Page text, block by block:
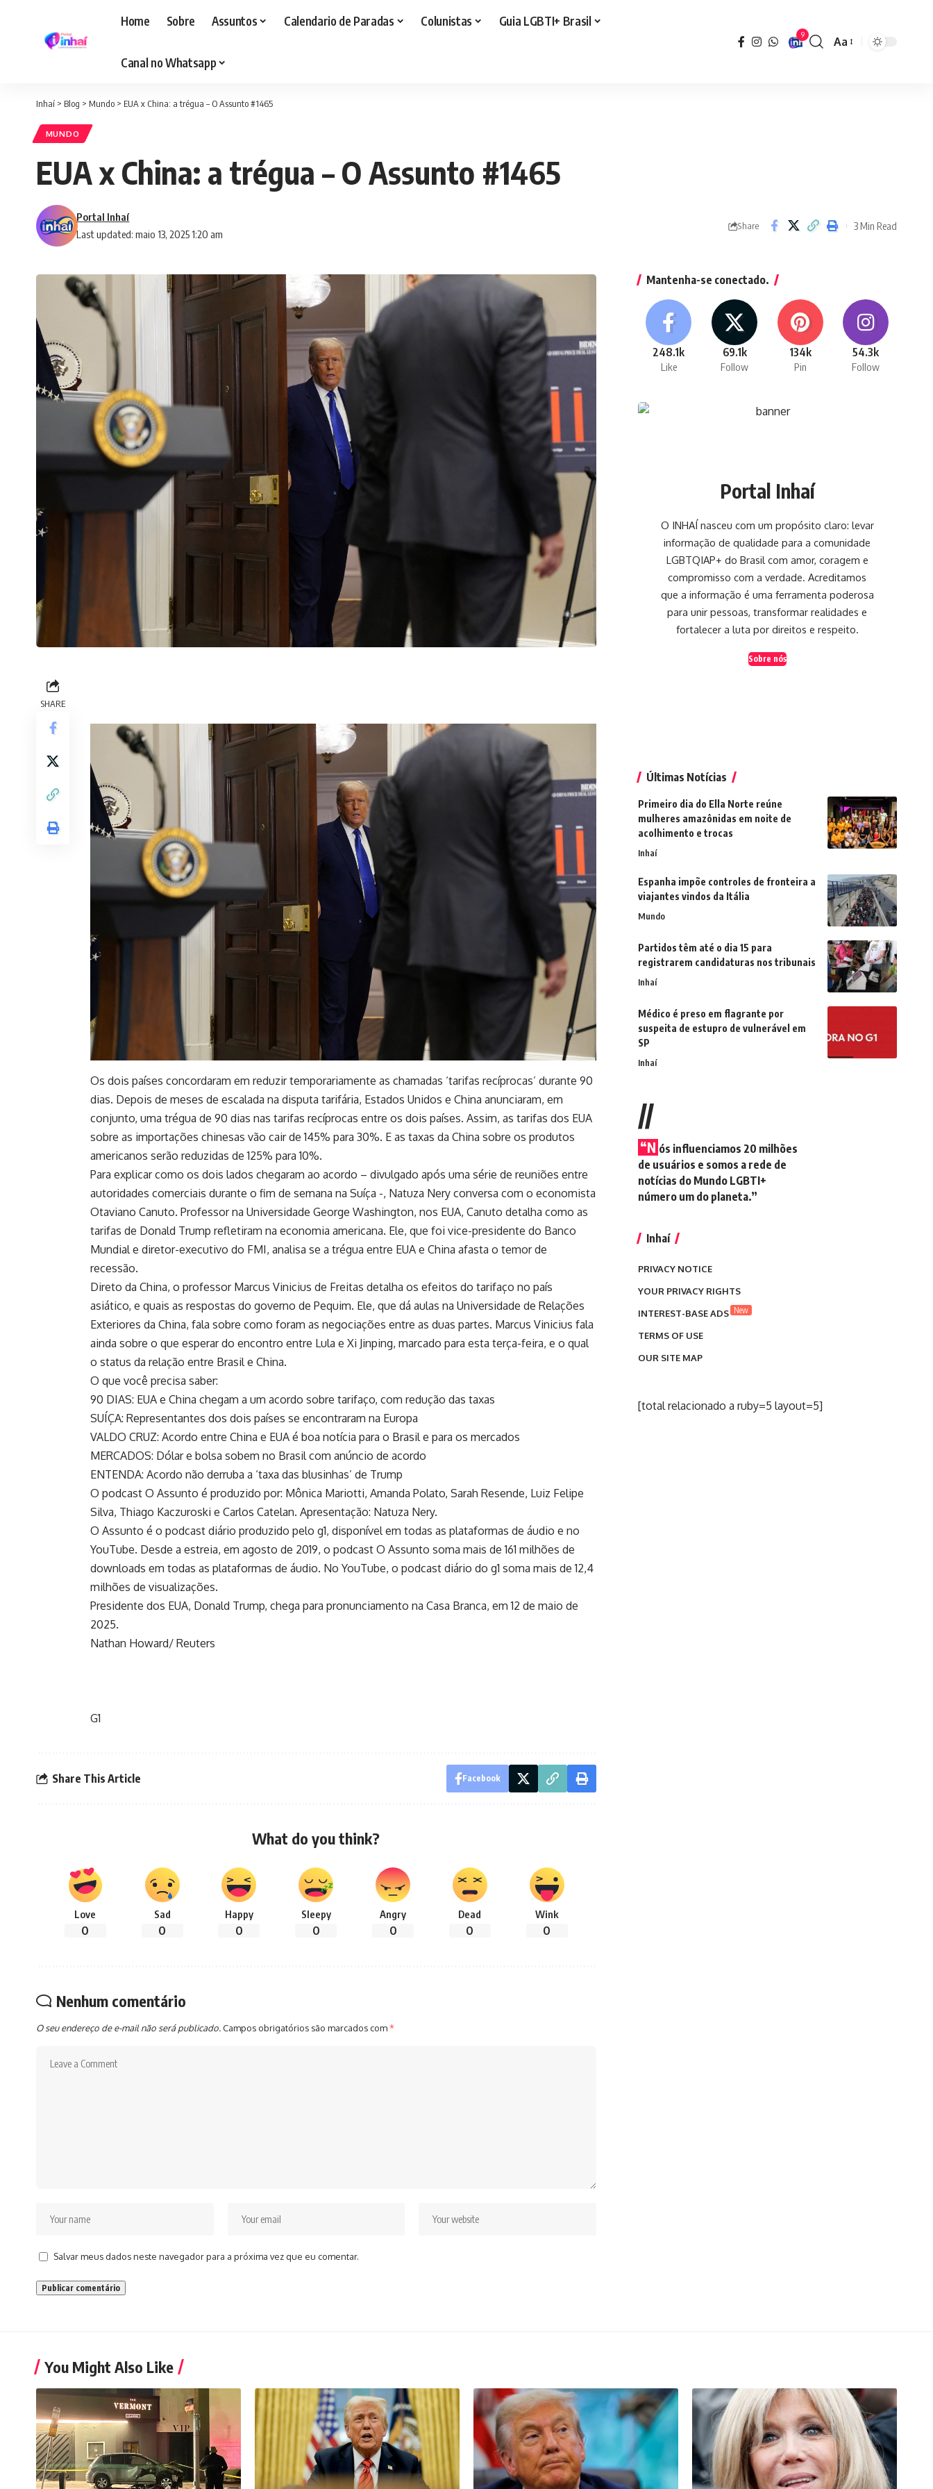
Home Sobre Assuntos Calendario de Paradas Colunistas Guia LGBTI+ Brasil
Canal no Whatsapp
9
Font
Aa
Inhaí > Blog > Mundo > EUA x China: a trégua – O Assunto #1465
MUNDO
EUA x China: a trégua – O Assunto #1465
Last updated: maio 13, 2025 1:20 am
Portal Inhaí
Share 3 Min Read
SHARE
Os dois países concordaram em reduzir temporariamente as chamadas ‘tarifas recíprocas’ durante 90
dias. Depois de meses de escalada na disputa tarifária, Estados Unidos e China anunciaram, em
conjunto, uma trégua de 90 dias nas tarifas recíprocas entre os dois países. Assim, as tarifas dos EUA
sobre as importações chinesas vão cair de 145% para 30%. E as taxas da China sobre os produtos
americanos serão reduzidas de 125% para 10%.
Para explicar como os dois lados chegaram ao acordo – divulgado após uma série de reuniões entre
autoridades comerciais durante o fim de semana na Suíça -, Natuza Nery conversa com o economista
Otaviano Canuto. Professor na Universidade George Washington, nos EUA, Canuto detalha como as
tarifas de Donald Trump refletiram na economia americana. Ele, que foi vice-presidente do Banco
Mundial e diretor-executivo do FMI, analisa se a trégua entre EUA e China afasta o temor de
recessão.
Direto da China, o professor Marcus Vinicius de Freitas detalha os efeitos do tarifaço no país
asiático, e quais as respostas do governo de Pequim. Ele, que dá aulas na Universidade de Relações
Exteriores da China, fala sobre como foram as negociações entre as duas partes. Marcus Vinicius fala
ainda sobre o que esperar do encontro entre Lula e Xi Jinping, marcado para esta terça-feira, e o qual
o status da relação entre Brasil e China.
O que você precisa saber:
90 DIAS: EUA e China chegam a um acordo sobre tarifaço, com redução das taxas
SUÍÇA: Representantes dos dois países se encontraram na Europa
VALDO CRUZ: Acordo entre China e EUA é boa notícia para o Brasil e para os mercados
MERCADOS: Dólar e bolsa sobem no Brasil com anúncio de acordo
ENTENDA: Acordo não derruba a ‘taxa das blusinhas’ de Trump
O podcast O Assunto é produzido por: Mônica Mariotti, Amanda Polato, Sarah Resende, Luiz Felipe
Silva, Thiago Kaczuroski e Carlos Catelan. Apresentação: Natuza Nery.
O Assunto é o podcast diário produzido pelo g1, disponível em todas as plataformas de áudio e no
YouTube. Desde a estreia, em agosto de 2019, o podcast O Assunto soma mais de 161 milhões de
downloads em todas as plataformas de áudio. No YouTube, o podcast diário do g1 soma mais de 12,4
milhões de visualizações.
Presidente dos EUA, Donald Trump, chega para pronunciamento na Casa Branca, em 12 de maio de
2025.
Nathan Howard/ Reuters
G1
Share This Article Facebook
What do you think?
Love
0
Sad
0
Happy
0
Sleepy
0
Angry
0
Dead
0
Wink
0
Nenhum comentário
O seu endereço de e-mail não será publicado. Campos obrigatórios são marcados com*
Salvar meus dados neste navegador para a próxima vez que eu comentar.
Mantenha-se conectado.
248.1k
Like
69.1k
Follow
134k
Pin
54.3k
Follow
Portal Inhaí
O INHAÍ nasceu com um propósito claro: levar
informação de qualidade para a comunidade
LGBTQIAP+ do Brasil com amor, coragem e
compromisso com a verdade. Acreditamos
que a informação é uma ferramenta poderosa
para unir pessoas, transformar realidades e
fortalecer a luta por direitos e respeito.
Sobre nós
Últimas Notícias
Primeiro dia do Ella Norte reúne
mulheres amazônidas em noite de
acolhimento e trocas
Inhaí
Espanha impõe controles de fronteira a
viajantes vindos da Itália
Mundo
Partidos têm até o dia 15 para
registrarem candidaturas nos tribunais
Inhaí
Médico é preso em flagrante por
suspeita de estupro de vulnerável em
SP
Inhaí
//
“N ós influenciamos 20 milhões
de usuários e somos a rede de
notícias do Mundo LGBTI+
número um do planeta.”
Inhaí
PRIVACY NOTICE
YOUR PRIVACY RIGHTS
INTEREST-BASE ADS New
TERMS OF USE
OUR SITE MAP
[total relacionado a ruby=5 layout=5]
You Might Also Like